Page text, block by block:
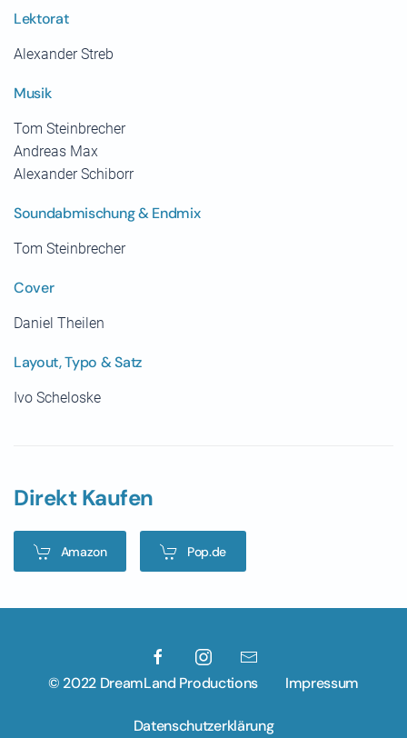
Lektorat
Alexander Streb
Musik
Tom Steinbrecher
Andreas Max
Alexander Schiborr
Soundabmischung & Endmix
Tom Steinbrecher
Cover
Daniel Theilen
Layout, Typo & Satz
Ivo Scheloske
Direkt Kaufen
Amazon Pop.de
© 2022 DreamLand Productions Impressum
Datenschutzerklärung